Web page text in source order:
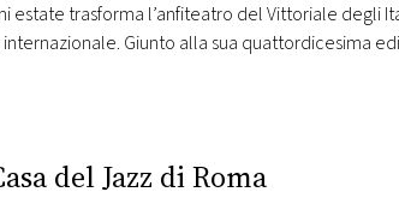
estate trasforma l’anfiteatro del Vittoriale degli
Giunto alla sua quattordicesima
originale incontro tra musica e letteratura –
del Jazz di Roma